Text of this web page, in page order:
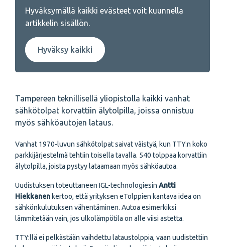
Hyväksymällä kaikki evästeet voit kuunnella
artikkelin sisällön.
Hyväksy kaikki
Tampereen teknillisellä yliopistolla kaikki vanhat
sähkötolpat korvattiin älytolpilla, joissa onnistuu
myös sähköautojen lataus.
Vanhat 1970-luvun sähkötolpat saivat väistyä, kun TTY:n koko
parkkijärjestelmä tehtiin toisella tavalla. 540 tolppaa korvattiin
älytolpilla, joista pystyy lataamaan myös sähköautoa.
Uudistuksen toteuttaneen IGL-technologiesin Antti
Hiekkanen kertoo, että yrityksen eTolppien kantava idea on
sähkönkulutuksen vähentäminen. Autoa esimerkiksi
lämmitetään vain, jos ulkolämpötila on alle viisi astetta.
TTY:llä ei pelkästään vaihdettu lataustolppia, vaan uudistettiin